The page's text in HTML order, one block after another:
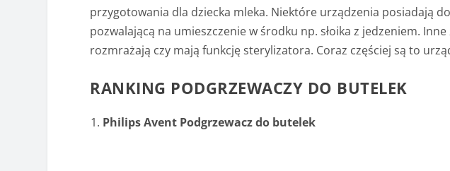
przygotowania dla dziecka mleka. Niektóre urządzenia posiadają
pozwalającą na umieszczenie w środku np. słoika z jedzeniem.
rozmrażają czy mają funkcję sterylizatora. Coraz częściej są to
RANKING PODGRZEWACZY DO BUTELEK
Philips Avent Podgrzewacz do butelek